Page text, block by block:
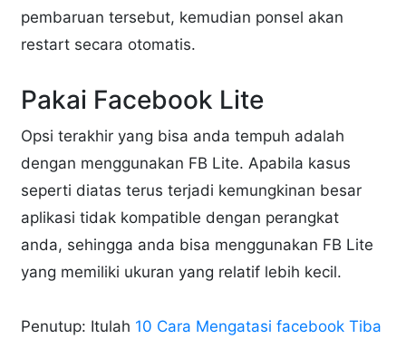
pembaruan tersebut, kemudian ponsel akan
restart secara otomatis.
Pakai Facebook Lite
Opsi terakhir yang bisa anda tempuh adalah
dengan menggunakan FB Lite. Apabila kasus
seperti diatas terus terjadi kemungkinan besar
aplikasi tidak kompatible dengan perangkat
anda, sehingga anda bisa menggunakan FB Lite
yang memiliki ukuran yang relatif lebih kecil.
Penutup: Itulah 10 Cara Mengatasi facebook Tiba